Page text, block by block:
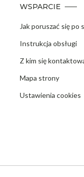
WSPARCIE
Jak poruszać się po
Instrukcja obsługi
Z kim się
Mapa strony
Ustawienia cookies